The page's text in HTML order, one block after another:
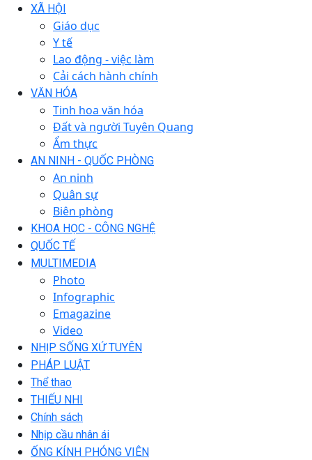
XÃ HỘI
Giáo dục
Y tế
Lao động - việc làm
Cải cách hành chính
VĂN HÓA
Tinh hoa văn hóa
Đất và người Tuyên Quang
Ẩm thực
AN NINH - QUỐC PHÒNG
An ninh
Quân sự
Biên phòng
KHOA HỌC - CÔNG NGHỆ
QUỐC TẾ
MULTIMEDIA
Photo
Infographic
Emagazine
Video
NHỊP SỐNG XỨ TUYÊN
PHÁP LUẬT
Thể thao
THIẾU NHI
Chính sách
Nhịp cầu nhân ái
ỐNG KÍNH PHÓNG VIÊN